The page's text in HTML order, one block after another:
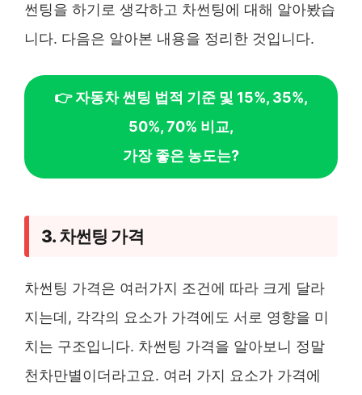
썬팅을 하기로 생각하고 차썬팅에 대해 알아봤습
니다. 다음은 알아본 내용을 정리한 것입니다.
👉 자동차 썬팅 법적 기준 및 15%, 35%,
50%, 70% 비교,
가장 좋은 농도는?
3. 차썬팅 가격
차썬팅 가격은 여러가지 조건에 따라 크게 달라
지는데, 각각의 요소가 가격에도 서로 영향을 미
치는 구조입니다. 차썬팅 가격을 알아보니 정말
천차만별이더라고요. 여러 가지 요소가 가격에